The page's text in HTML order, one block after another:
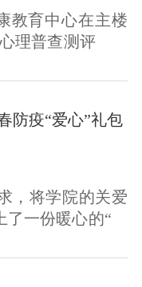
同志及国防教育
式。授衔...
教育中心在主楼
理普查测评结果
14日，学工处心
形式，目前共有
心理普。此次培
他在会议上强调
要性及当前面临
理普查是了解
防疫“爱心”礼包
，将学院的关爱
一份暖心的“防
’路相护——情暖